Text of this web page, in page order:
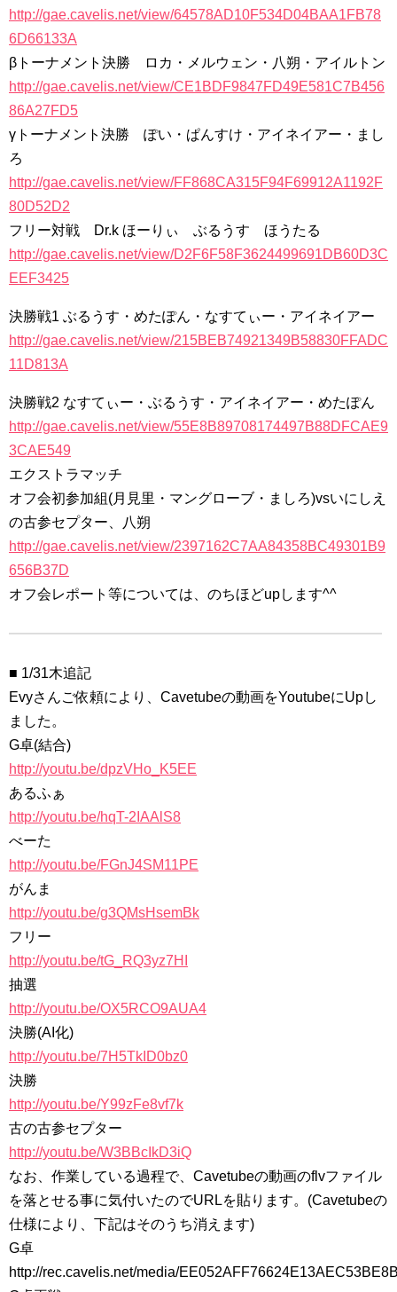
http://gae.cavelis.net/view/64578AD10F534D04BAA1FB78
6D66133A
βトーナメント決勝 ロカ・メルウェン・八朔・アイルトン
http://gae.cavelis.net/view/CE1BDF9847FD49E581C7B456
86A27FD5
γトーナメント決勝 ぽい・ぱんすけ・アイネイアー・まし
ろ
http://gae.cavelis.net/view/FF868CA315F94F69912A1192F
80D52D2
フリー対戦 Dr.k ほーりぃ ぶるうす ほうたる
http://gae.cavelis.net/view/D2F6F58F3624499691DB60D3C
EEF3425
決勝戦1 ぶるうす・めたぽん・なすてぃー・アイネイアー
http://gae.cavelis.net/view/215BEB74921349B58830FFADC
11D813A
決勝戦2 なすてぃー・ぶるうす・アイネイアー・めたぽん
http://gae.cavelis.net/view/55E8B89708174497B88DFCAE9
3CAE549
エクストラマッチ
オフ会初参加組(月見里・マングローブ・ましろ)vsいにしえ
の古参セプター、八朔
http://gae.cavelis.net/view/2397162C7AA84358BC49301B9
656B37D
オフ会レポート等については、のちほどupします^^
■ 1/31木追記
Evyさんご依頼により、Cavetubeの動画をYoutubeにUpし
ました。
G卓(結合)
http://youtu.be/dpzVHo_K5EE
あるふぁ
http://youtu.be/hqT-2IAAlS8
べーた
http://youtu.be/FGnJ4SM11PE
がんま
http://youtu.be/g3QMsHsemBk
フリー
http://youtu.be/tG_RQ3yz7HI
抽選
http://youtu.be/OX5RCO9AUA4
決勝(AI化)
http://youtu.be/7H5TkID0bz0
決勝
http://youtu.be/Y99zFe8vf7k
古の古参セプター
http://youtu.be/W3BBcIkD3iQ
なお、作業している過程で、Cavetubeの動画のflvファイル
を落とせる事に気付いたのでURLを貼ります。(Cavetubeの
仕様により、下記はそのうち消えます)
G卓
http://rec.cavelis.net/media/